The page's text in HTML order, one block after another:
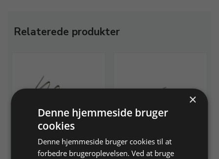
Relaterede produkter
Loddespiral til placering
og fastholdelse af emner
Stål, let at forme efter emnerne
loddepincetter og
stålpincetter
×
Denne hjemmeside bruger
cookies
Denne hjemmeside bruger cookies til at
forbedre brugeroplevelsen. Ved at bruge